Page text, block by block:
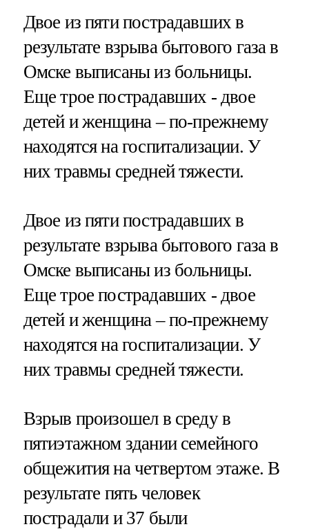
Двое из пяти пострадавших в
результате взрыва бытового газа в
Омске выписаны из больницы.
Еще трое пострадавших - двое
детей и женщина – по-прежнему
находятся на госпитализации. У
них травмы средней тяжести.
Двое из пяти пострадавших в
результате взрыва бытового газа в
Омске выписаны из больницы.
Еще трое пострадавших - двое
детей и женщина – по-прежнему
находятся на госпитализации. У
них травмы средней тяжести.
Взрыв произошел в среду в
пятиэтажном здании семейного
общежития на четвертом этаже. В
результате пять человек
пострадали и 37 были